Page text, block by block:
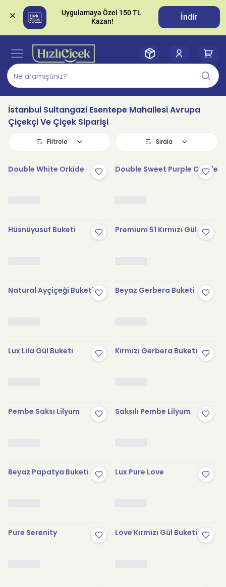
Uygulamaya Özel 150 TL
İndir
İstanbul Sultangazi Esentepe Mahallesi Avrupa
Çiçekçi Ve Çiçek Siparişi
Filtrele Sırala
Double White Orkide Double Sweet Purple Orkide
Hüsnüyusuf Buketi Premium 51 Kırmızı Gül
Natural Ayçiçeği Buketi Beyaz Gerbera Buketi
Lux Lila Gül Buketi Kırmızı Gerbera Buketi
Pembe Saksı Lilyum Saksılı Pembe Lilyum
Beyaz Papatya Buketi Lux Pure Love
Pure Serenity Love Kırmızı Gül Buketi